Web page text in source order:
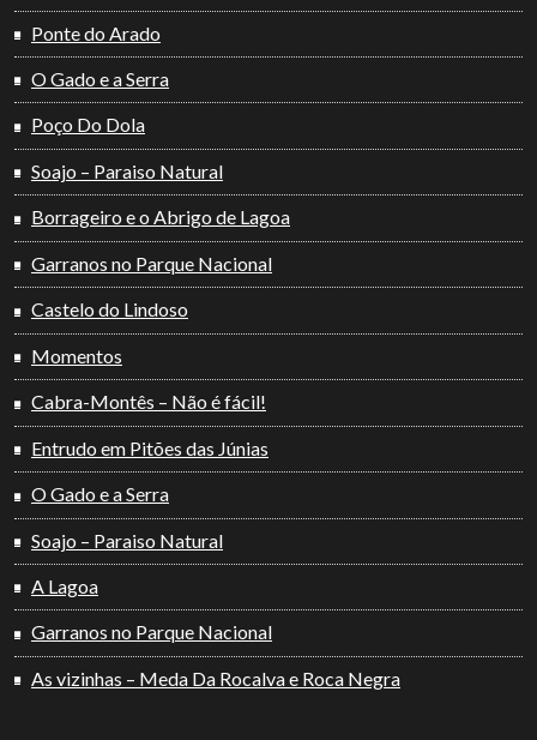
Ponte do Arado
O Gado e a Serra
Poço Do Dola
Soajo – Paraiso Natural
Borrageiro e o Abrigo de Lagoa
Garranos no Parque Nacional
Castelo do Lindoso
Momentos
Cabra-Montês – Não é fácil!
Entrudo em Pitões das Júnias
O Gado e a Serra
Soajo – Paraiso Natural
A Lagoa
Garranos no Parque Nacional
As vizinhas – Meda Da Rocalva e Roca Negra